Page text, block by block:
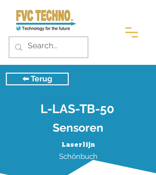
⬅︎ Terug
L-LAS-TB-50
Sensoren
Laserlijn
Schönbuch